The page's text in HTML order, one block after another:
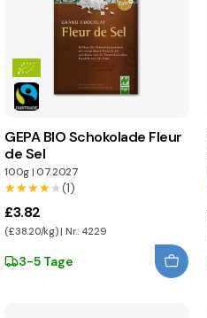
GEPA BIO Schokolade Fleur
de Sel
100g|07.2027
★★★★★
★★★★★(1)
£3.82
(£38.20/kg) | Nr.: 4229
3-5 Tage